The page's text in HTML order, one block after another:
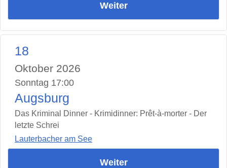
Weiter
18
Oktober 2026
Sonntag 17:00
Augsburg
Das Kriminal Dinner - Krimidinner: Prêt-à-morter - Der
letzte Schrei
Lauterbacher am See
Weiter